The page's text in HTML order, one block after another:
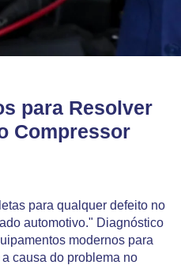
para Resolver
Compressor
para qualquer defeito no
automotivo." Diagnóstico
modernos para
causa do problema no